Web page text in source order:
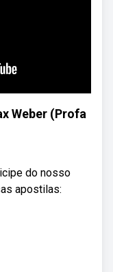
Weber (Profa
do nosso
apostilas: